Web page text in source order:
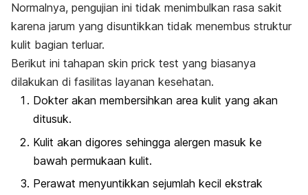
Normalnya, pengujian ini tidak menimbulkan rasa sakit
karena jarum yang disuntikkan tidak menembus struktur
kulit bagian terluar.
Berikut ini tahapan skin prick test yang biasanya
dilakukan di fasilitas layanan kesehatan.
Dokter akan membersihkan area kulit yang akan
ditusuk.
Kulit akan digores sehingga alergen masuk ke
bawah permukaan kulit.
Perawat menyuntikkan sejumlah kecil ekstrak